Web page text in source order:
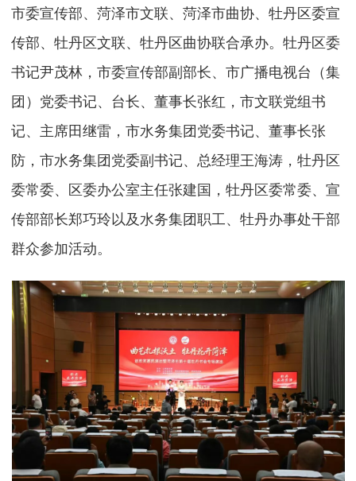
市委宣传部、菏泽市文联、菏泽市曲协、牡丹区委宣
传部、牡丹区文联、牡丹区曲协联合承办。牡丹区委
书记尹茂林，市委宣传部副部长、市广播电视台（集
团）党委书记、台长、董事长张红，市文联党组书
记、主席田继雷，市水务集团党委书记、董事长张
防，市水务集团党委副书记、总经理王海涛，牡丹区
委常委、区委办公室主任张建国，牡丹区委常委、宣
传部部长郑巧玲以及水务集团职工、牡丹办事处干部
群众参加活动。